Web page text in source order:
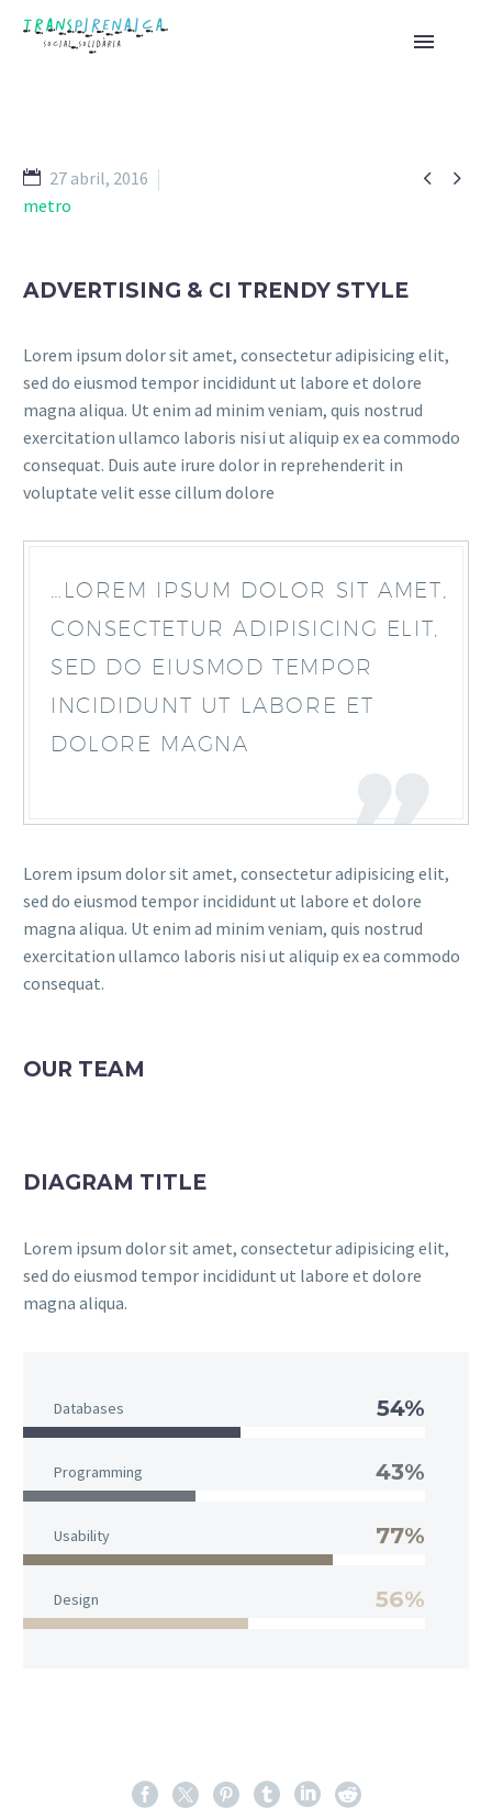
 
27 abril, 2016
metro
ADVERTISING & CI TRENDY STYLE
Lorem ipsum dolor sit amet, consectetur adipisicing elit,
sed do eiusmod tempor incididunt ut labore et dolore
magna aliqua. Ut enim ad minim veniam, quis nostrud
exercitation ullamco laboris nisi ut aliquip ex ea commodo
consequat. Duis aute irure dolor in reprehenderit in
voluptate velit esse cillum dolore
…LOREM IPSUM DOLOR SIT AMET,
CONSECTETUR ADIPISICING ELIT,
SED DO EIUSMOD TEMPOR
INCIDIDUNT UT LABORE ET
DOLORE MAGNA
Lorem ipsum dolor sit amet, consectetur adipisicing elit,
sed do eiusmod tempor incididunt ut labore et dolore
magna aliqua. Ut enim ad minim veniam, quis nostrud
exercitation ullamco laboris nisi ut aliquip ex ea commodo
consequat.
OUR TEAM
DIAGRAM TITLE
Lorem ipsum dolor sit amet, consectetur adipisicing elit,
sed do eiusmod tempor incididunt ut labore et dolore
magna aliqua.
Databases 54%
Programming 43%
Usability 77%
Design 56%